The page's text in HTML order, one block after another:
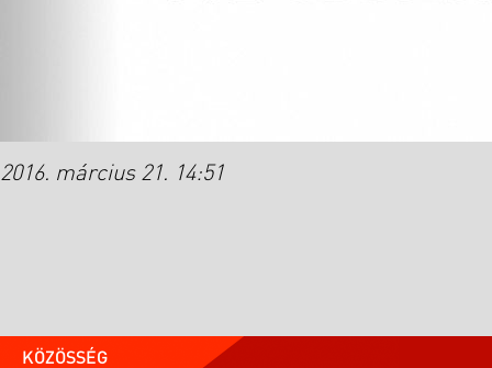
2016. március 21. 14:51
KÖZÖSSÉG